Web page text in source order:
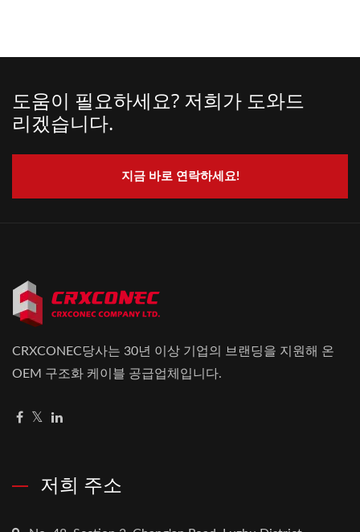
도움이 필요하세요? 저희가 도와드
리겠습니다.
지금 바로 연락하세요!
CRXCONEC당사는 30년 이상 기업의 브랜딩을 지원해 온
OEM 구조화 케이블 공급업체입니다.
저희 주소